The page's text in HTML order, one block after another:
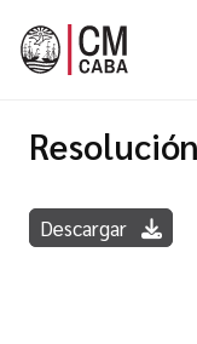
Descargar